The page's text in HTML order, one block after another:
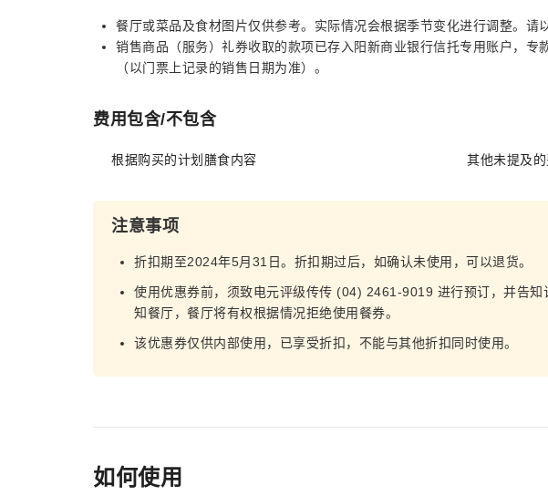
餐厅或菜品及食材图片仅供参考。实际情况会根据季节变化进行调整。请
销售商品（服务）礼券收取的款项已存入阳新商业银行信托专用账户，专
（以门票上记录的销售日期为准）。
费用包含/不包含
根据购买的计划膳食内容 其他未提及的
注意事项
折扣期至2024年5月31日。折扣期过后，如确认未使用，可以退货。
使用优惠券前，须致电元评级传传 (04) 2461-9019 进行预订，并告知
知餐厅，餐厅将有权根据情况拒绝使用餐券。
该优惠券仅供内部使用，已享受折扣，不能与其他折扣同时使用。
如何使用